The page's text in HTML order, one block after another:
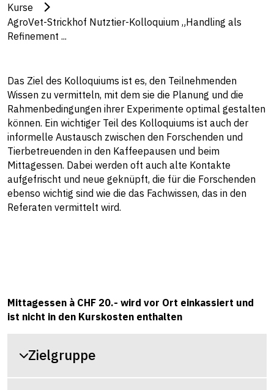
Kurse
AgroVet-Strickhof Nutztier-Kolloquium „Handling als
Refinement ...
Das Ziel des Kolloquiums ist es, den Teilnehmenden
Wissen zu vermitteln, mit dem sie die Planung und die
Rahmenbedingungen ihrer Experimente optimal gestalten
können. Ein wichtiger Teil des Kolloquiums ist auch der
informelle Austausch zwischen den Forschenden und
Tierbetreuenden in den Kaffeepausen und beim
Mittagessen. Dabei werden oft auch alte Kontakte
aufgefrischt und neue geknüpft, die für die Forschenden
ebenso wichtig sind wie die das Fachwissen, das in den
Referaten vermittelt wird.
Mittagessen à CHF 20.- wird vor Ort einkassiert und
ist nicht in den Kurskosten enthalten
Zielgruppe